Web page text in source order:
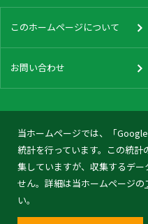
当ホームページでは、「
統計を行っています。この統
集していますが、収集するデ
せん。詳細は当ホームページの
い。
このホームページについて
お問い合わせ